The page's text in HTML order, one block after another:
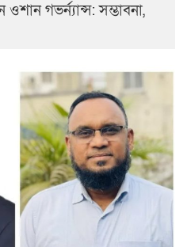
গভর্ন্যান্স: সম্ভাবনা,